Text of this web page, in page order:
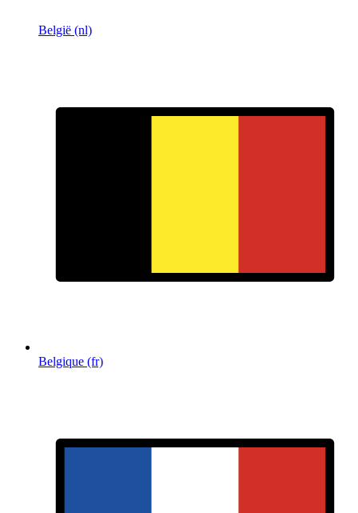
België (nl)
Belgique (fr)